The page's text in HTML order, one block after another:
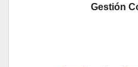
Gestión